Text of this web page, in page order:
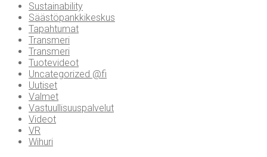
Sustainability
Säästöpankkikeskus
Tapahtumat
Transmeri
Transmeri
Tuotevideot
Uncategorized @fi
Uutiset
Valmet
Vastuullisuuspalvelut
Videot
VR
Wihuri